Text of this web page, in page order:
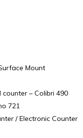
Mount
– Colibri 490
721
/ Electronic Counter